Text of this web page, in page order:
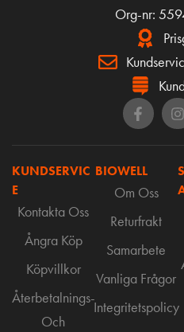
Org-nr:
KUNDSERVIC
E
Kontakta Oss
Ångra Köp
Köpvillkor
Återbetalnings-
Och
BIOWELL
Om Oss
Returfrakt
Samarbete
Vanliga Frågor
Integritetspolicy